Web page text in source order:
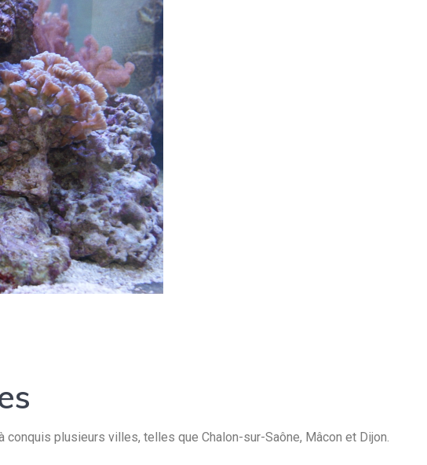
plusieurs villes, telles que Chalon-sur-Saône, Mâcon et Dijon.